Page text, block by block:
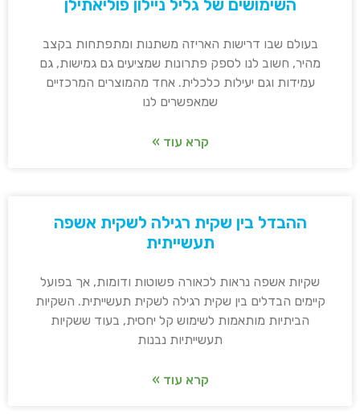
השימושים של גליל ניילון פוליאתילן
בעולם שבו דרישות האריזה משתנות ומתפתחות בקצב
מהיר, חשוב לנו לספק פתרונות שמציעים גם גמישות, גם
עמידות וגם יעילות כלכלית. אחד מהמוצרים המרכזיים
שמאפשרים לנו
קרא עוד »
ההבדל בין שקית רגילה לשקית אשפה
תעשייתית
שקיות אשפה נראות לכאורה פשוטות ודומות, אך בפועל
קיימים הבדלים בין שקית רגילה לשקית תעשייתית. השקיות
הביתיות מותאמות לשימוש קל יחסית, בעוד ששקיות
תעשייתיות נבנות
קרא עוד »